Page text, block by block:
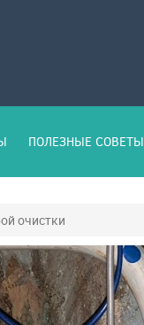
ПОЛЕЗНЫЕ СОВЕТЫ
очистки